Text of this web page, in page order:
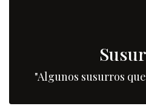
"Algunos susurros